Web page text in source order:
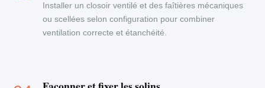
Installer un closoir ventilé et des faîtières mécaniques
ou scellées selon configuration pour combiner
ventilation correcte et étanchéité.